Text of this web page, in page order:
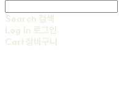
Search 검색
Log In 로그인
Cart장바구니